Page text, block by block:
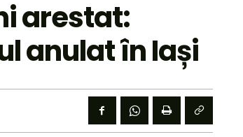
arestat:
anulat în Iași